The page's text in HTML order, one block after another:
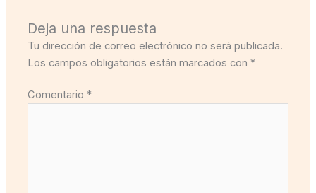
Deja una respuesta
Tu dirección de correo electrónico no será publicada.
Los campos obligatorios están marcados con*
Comentario*